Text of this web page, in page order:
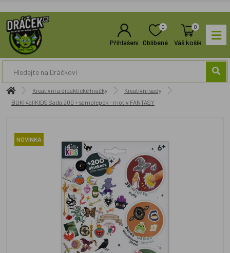
Přihlášení
0
Oblíbené
0
Váš košík
Kreativní a didaktické hračky
Kreativní sady
BUKI 4allKIDS Sada 200 + samolepek - motiv FANTASY
NOVINKA